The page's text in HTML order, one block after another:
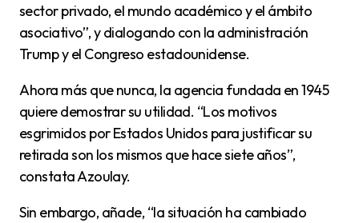
sector privado, el mundo académico y el ámbito
asociativo”, y dialogando con la administración
Trump y el Congreso estadounidense.
Ahora más que nunca, la agencia fundada en 1945
quiere demostrar su utilidad. “Los motivos
esgrimidos por Estados Unidos para justificar su
retirada son los mismos que hace siete años”,
constata Azoulay.
Sin embargo, añade, “la situación ha cambiado